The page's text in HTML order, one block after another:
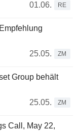
01.06.
RE
25.05.
ZM
Group behält
25.05.
ZM
Call, May 22,